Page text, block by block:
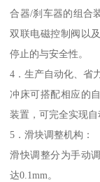
合器/刹车器的组合
双联电磁控制阀以
停止的与安全性。
4．生产自动化、省
冲床可搭配相应的
装置，可完全实现自
5．滑块调整机构：
滑快调整分为手动
达0.1mm。